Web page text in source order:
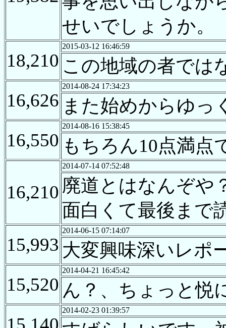
せいでしょうか。
18,210
2015-03-12 16:46:59
この地域の者で
16,626
2014-08-24 17:34:23
また始めからゆっ
16,550
2014-08-16 15:38:45
もちろん10点満点
16,210
2014-07-14 07:52:48
廃道とはなんぞや
面白くて最後まで
15,993
2014-06-15 07:14:07
大変興味深いレポ
15,520
2014-04-21 16:45:42
ん？、ちょっと悦
2014-02-23 01:39:57